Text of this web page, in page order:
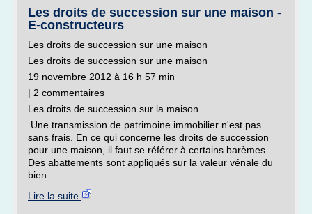
Les droits de succession sur une maison -
E-constructeurs
Les droits de succession sur une maison
Les droits de succession sur une maison
19 novembre 2012 à 16 h 57 min
| 2 commentaires
Les droits de succession sur la maison
Une transmission de patrimoine immobilier n'est pas
sans frais. En ce qui concerne les droits de succession
pour une maison, il faut se référer à certains barèmes.
Des abattements sont appliqués sur la valeur vénale du
bien...
Lire la suite